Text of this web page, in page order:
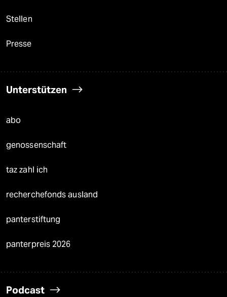
Stellen
Presse
Unterstützen
abo
genossenschaft
taz zahl ich
recherchefonds ausland
panterstiftung
panterpreis 2026
Podcast